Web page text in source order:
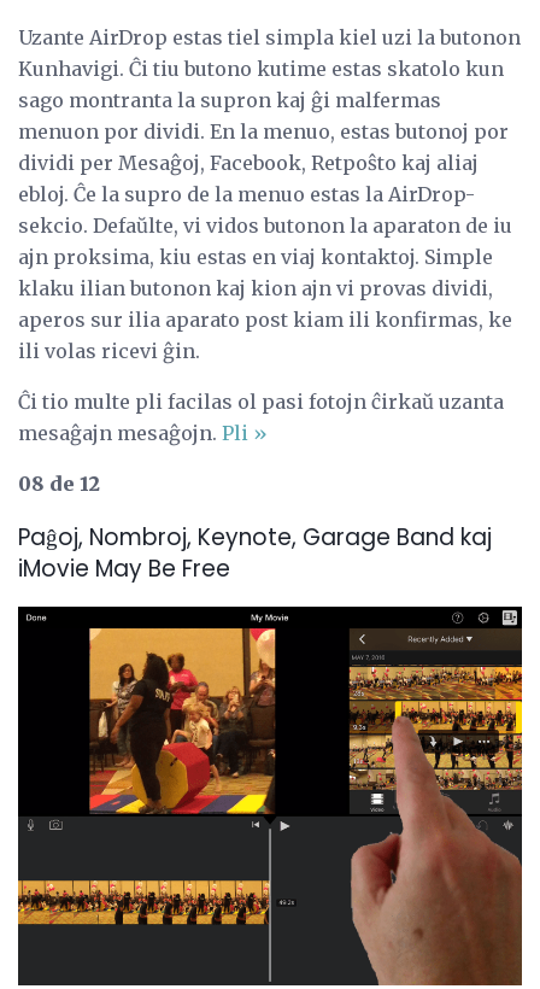
Uzante AirDrop estas tiel simpla kiel uzi la butonon
Kunhavigi. Ĉi tiu butono kutime estas skatolo kun
sago montranta la supron kaj ĝi malfermas
menuon por dividi. En la menuo, estas butonoj por
dividi per Mesaĝoj, Facebook, Retpoŝto kaj aliaj
ebloj. Ĉe la supro de la menuo estas la AirDrop-
sekcio. Defaŭlte, vi vidos butonon la aparaton de iu
ajn proksima, kiu estas en viaj kontaktoj. Simple
klaku ilian butonon kaj kion ajn vi provas dividi,
aperos sur ilia aparato post kiam ili konfirmas, ke
ili volas ricevi ĝin.
Ĉi tio multe pli facilas ol pasi fotojn ĉirkaŭ uzanta
mesaĝajn mesaĝojn. Pli »
08 de 12
Paĝoj, Nombroj, Keynote, Garage Band kaj
iMovie May Be Free